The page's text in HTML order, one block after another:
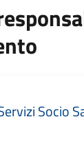
Socio